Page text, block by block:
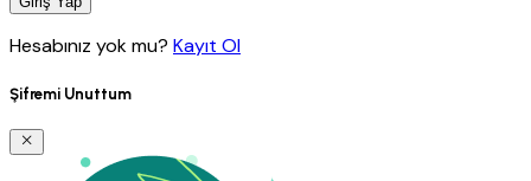
Hesabınız yok mu? Kayıt Ol
Şifremi Unuttum